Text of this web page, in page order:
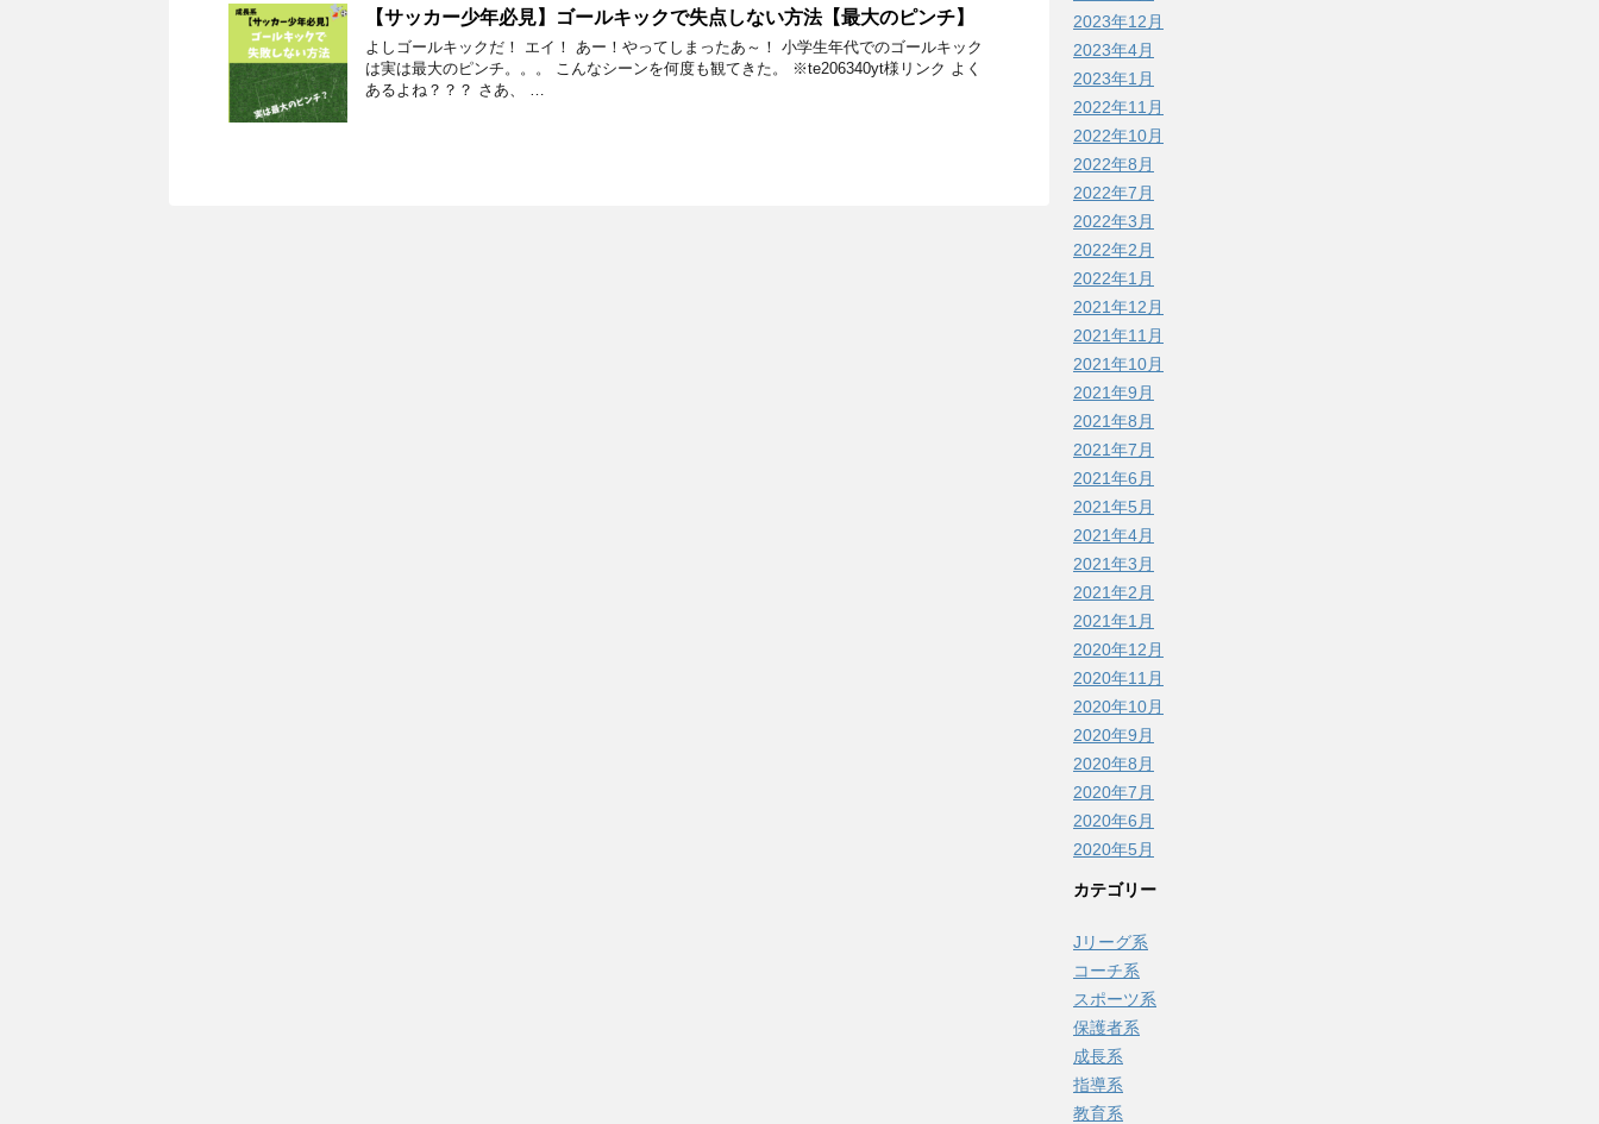
【サッカー少年必見】ゴールキックで失点しない方法【最大のピンチ】
よしゴールキックだ！ エイ！ あー！やってしまったあ～！ 小学生年代でのゴールキック
は実は最大のピンチ。。。 こんなシーンを何度も観てきた。 ※te206340yt様リンク よく
あるよね？？？ さあ、 …
2023年12月
2023年4月
2023年1月
2022年11月
2022年10月
2022年8月
2022年7月
2022年3月
2022年2月
2022年1月
2021年12月
2021年11月
2021年10月
2021年9月
2021年8月
2021年7月
2021年6月
2021年5月
2021年4月
2021年3月
2021年2月
2021年1月
2020年12月
2020年11月
2020年10月
2020年9月
2020年8月
2020年7月
2020年6月
2020年5月
カテゴリー
Jリーグ系
コーチ系
スポーツ系
保護者系
成長系
指導系
教育系